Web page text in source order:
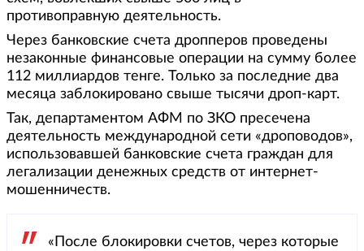
противоправную деятельность.
Через банковские счета дропперов проведены
незаконные финансовые операции на сумму более
112 миллиардов тенге. Только за последние два
месяца заблокировано свыше тысячи дроп-карт.
Так, департаментом АФМ по ЗКО пресечена
деятельность международной сети «дроповодов»,
использовавшей банковские счета граждан для
легализации денежных средств от интернет-
мошенничеств.
«После блокировки счетов, через которые